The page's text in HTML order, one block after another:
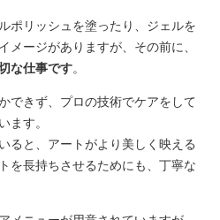
ポリッシュを塗ったり、ジェルを
メージがありますが、その前に、
な仕事です。
できず、プロの技術でケアをして
ます。
ると、アートがより美しく映える
を長持ちさせるためにも、丁寧な